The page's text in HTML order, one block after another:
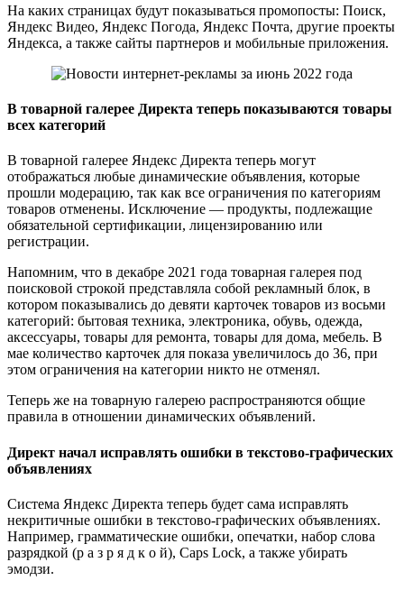
На каких страницах будут показываться промопосты: Поиск,
Яндекс Видео, Яндекс Погода, Яндекс Почта, другие проекты
Яндекса, а также сайты партнеров и мобильные приложения.
В товарной галерее Директа теперь показываются товары
всех категорий
В товарной галерее Яндекс Директа теперь могут
отображаться любые динамические объявления, которые
прошли модерацию, так как все ограничения по категориям
товаров отменены. Исключение — продукты, подлежащие
обязательной сертификации, лицензированию или
регистрации.
Напомним, что в декабре 2021 года товарная галерея под
поисковой строкой представляла собой рекламный блок, в
котором показывались до девяти карточек товаров из восьми
категорий: бытовая техника, электроника, обувь, одежда,
аксессуары, товары для ремонта, товары для дома, мебель. В
мае количество карточек для показа увеличилось до 36, при
этом ограничения на категории никто не отменял.
Теперь же на товарную галерею распространяются общие
правила в отношении динамических объявлений.
Директ начал исправлять ошибки в текстово-графических
объявлениях
Система Яндекс Директа теперь будет сама исправлять
некритичные ошибки в текстово-графических объявлениях.
Например, грамматические ошибки, опечатки, набор слова
разрядкой (р а з р я д к о й), Caps Lock, а также убирать
эмодзи.